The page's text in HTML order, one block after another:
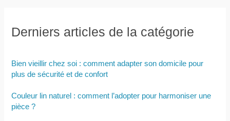
Derniers articles de la catégorie
Bien vieillir chez soi : comment adapter son domicile pour
plus de sécurité et de confort
Couleur lin naturel : comment l’adopter pour harmoniser une
pièce ?